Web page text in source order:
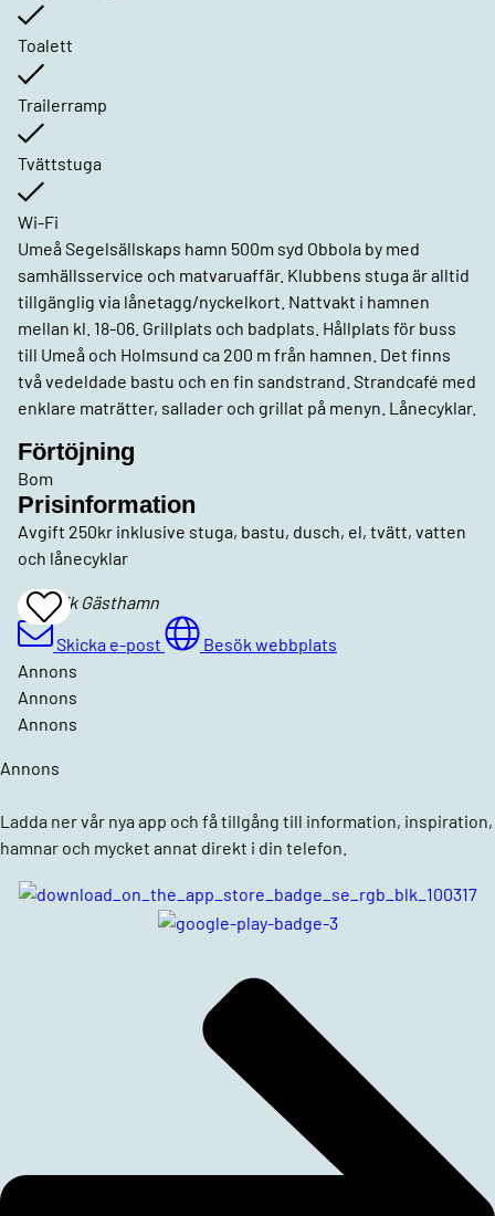
Toalett
Trailerramp
Tvättstuga
Wi-Fi
Umeå Segelsällskaps hamn 500m syd Obbola by med
samhällsservice och matvaruaffär. Klubbens stuga är alltid
tillgänglig via lånetagg/nyckelkort. Nattvakt i hamnen
mellan kl. 18-06. Grillplats och badplats. Hållplats för buss
till Umeå och Holmsund ca 200 m från hamnen. Det finns
två vedeldade bastu och en fin sandstrand. Strandcafé med
enklare maträtter, sallader och grillat på menyn. Lånecyklar.
Förtöjning
Bom
Prisinformation
Avgift 250kr inklusive stuga, bastu, dusch, el, tvätt, vatten
och lånecyklar
Add
To
Favrites
Bredvik Gästhamn
Skicka e-post
Besök webbplats
Annons
Annons
Annons
Annons
Ladda ner vår nya app och få tillgång till information, inspiration,
hamnar och mycket annat direkt i din telefon.